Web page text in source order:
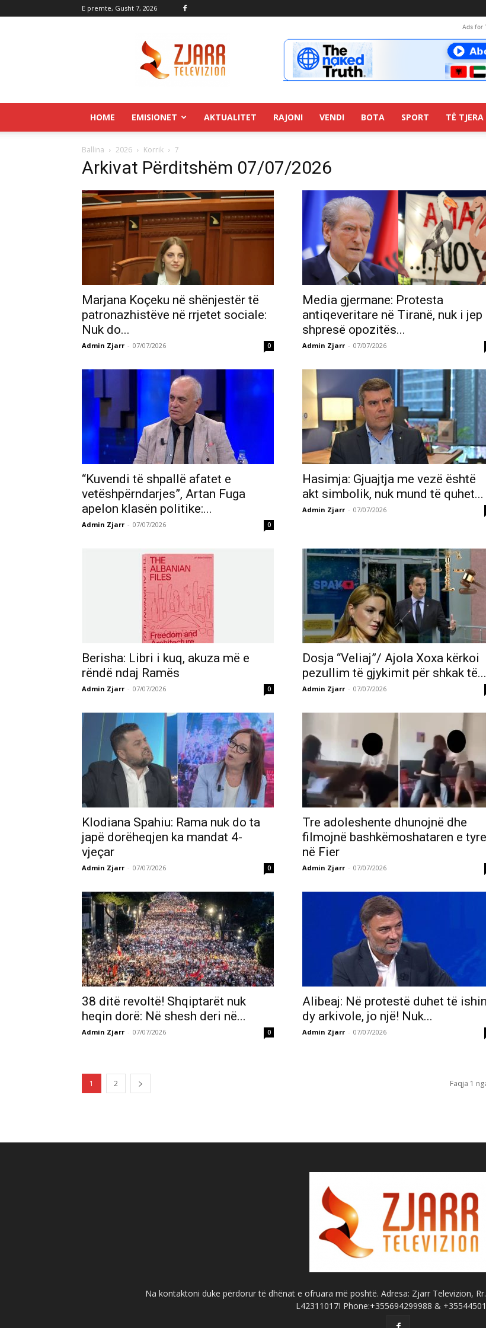
E premte, Gusht 7, 2026
Ads for
HOME EMISIONET AKTUALITET RAJONI VENDI BOTA SPORT TË TJERA
Ballina 2026 Korrik 7
Arkivat Përditshëm 07/07/2026
Marjana Koçeku në shënjestër të
patronazhistëve në rrjetet sociale:
Nuk do...
Admin Zjarr - 07/07/2026 0
Media gjermane: Protesta
antiqeveritare në Tiranë, nuk i jep
shpresë opozitës...
Admin Zjarr - 07/07/2026
“Kuvendi të shpallë afatet e
vetëshpërndarjes”, Artan Fuga
apelon klasën politike:...
Admin Zjarr - 07/07/2026 0
Hasimja: Gjuajtja me vezë është
akt simbolik, nuk mund të quhet...
Admin Zjarr - 07/07/2026
Berisha: Libri i kuq, akuza më e
rëndë ndaj Ramës
Admin Zjarr - 07/07/2026 0
Dosja “Veliaj”/ Ajola Xoxa kërkoi
pezullim të gjykimit për shkak të...
Admin Zjarr - 07/07/2026
Klodiana Spahiu: Rama nuk do ta
japë dorëheqjen ka mandat 4-
vjeçar
Admin Zjarr - 07/07/2026 0
Tre adoleshente dhunojnë dhe
filmojnë bashkëmoshataren e tyre
në Fier
Admin Zjarr - 07/07/2026
38 ditë revoltë! Shqiptarët nuk
heqin dorë: Në shesh deri në...
Admin Zjarr - 07/07/2026 0
Alibeaj: Në protestë duhet të ishin
dy arkivole, jo një! Nuk...
Admin Zjarr - 07/07/2026
1 2 Faqja 1
Na kontaktoni duke përdorur të dhënat e ofruara më poshtë. Adresa: Zjarr Televizion,
L42311017I Phone:+355694299988 &